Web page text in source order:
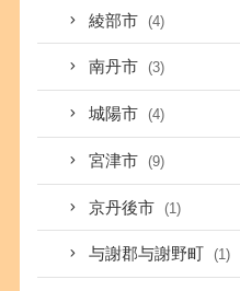
綾部市 (4)
南丹市 (3)
城陽市 (4)
宮津市 (9)
京丹後市 (1)
与謝郡与謝野町 (1)